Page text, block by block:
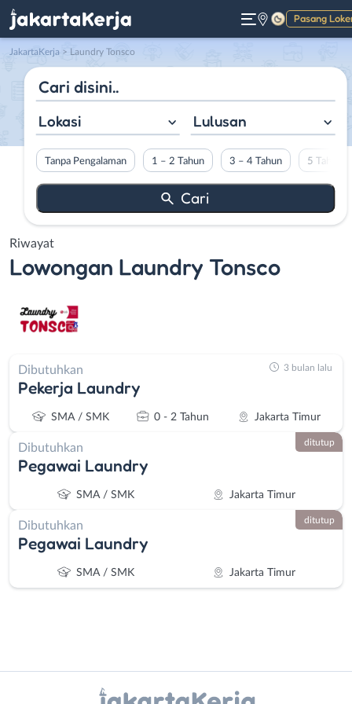
Pasang
Gelap
JakartaKerja > Laundry Tonsco
Lokasi Lulusan
Tanpa Pengalaman 1 – 2 Tahun 3 – 4 Tahun 5 Tahun
Riwayat
Lowongan Laundry Tonsco
Dibutuhkan
Pekerja Laundry
SMA / SMK 0 - 2 Tahun Jakarta Timur
3 bulan lalu
Dibutuhkan
Pegawai Laundry
SMA / SMK Jakarta Timur
ditutup
Dibutuhkan
Pegawai Laundry
SMA / SMK Jakarta Timur
ditutup
Administrasi
Bebas
X - Twitter Telegram